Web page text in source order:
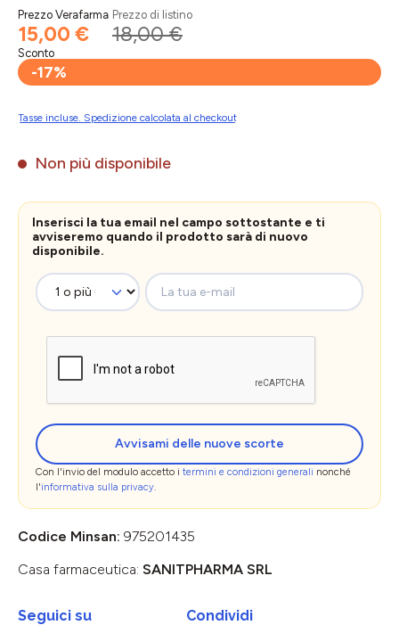
Prezzo Verafarma
15,00 €
Prezzo di listino
18,00 €
Sconto
-17%
Tasse incluse. Spedizione calcolata al checkout
Non più disponibile
Inserisci la tua email nel campo sottostante e ti
avviseremo quando il prodotto sarà di nuovo
disponibile.
La tua e-mail
Avvisami delle nuove scorte
Con l'invio del modulo accetto i termini e condizioni generali nonché
l'informativa sulla privacy.
Codice Minsan: 975201435
Casa farmaceutica: SANITPHARMA SRL
Seguici su Condividi